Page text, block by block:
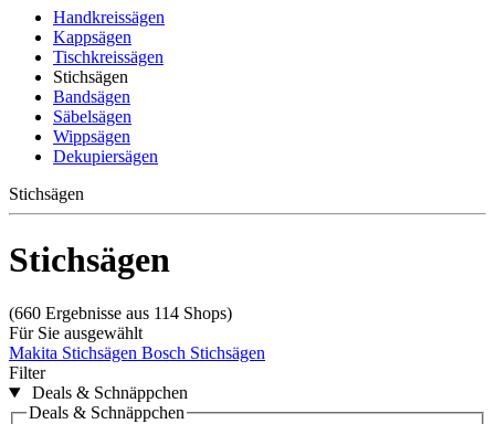
Handkreissägen
Kappsägen
Tischkreissägen
Stichsägen
Bandsägen
Säbelsägen
Wippsägen
Dekupiersägen
Stichsägen
Stichsägen
(660 Ergebnisse aus 114 Shops)
Für Sie ausgewählt
Makita Stichsägen Bosch Stichsägen
Filter
Deals & Schnäppchen
Deals & Schnäppchen